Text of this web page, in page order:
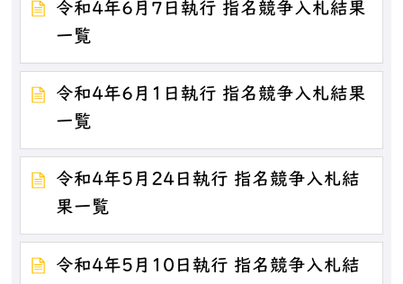
令和4年6月7日執行 指名競争入札結果
一覧
令和4年6月1日執行 指名競争入札結果
一覧
令和4年5月24日執行 指名競争入札結
果一覧
令和4年5月10日執行 指名競争入札結